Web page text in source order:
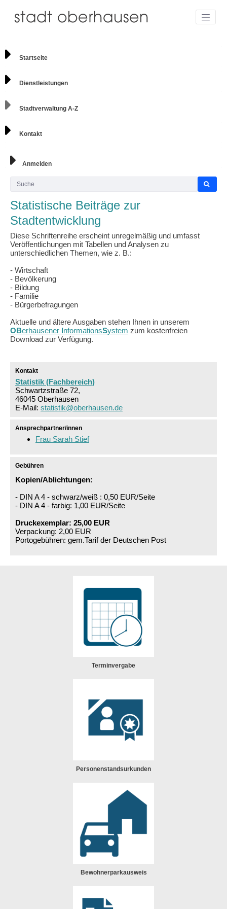
Startseite
Dienstleistungen
Stadtverwaltung A-Z
Kontakt
Anmelden
Statistische Beiträge zur
Stadtentwicklung
Diese Schriftenreihe erscheint unregelmäßig und umfasst
Veröffentlichungen mit Tabellen und Analysen zu
unterschiedlichen Themen, wie z. B.:
- Wirtschaft
- Bevölkerung
- Bildung
- Familie
- Bürgerbefragungen
Aktuelle und ältere Ausgaben stehen Ihnen in unserem
OBerhausener InformationsSystem zum kostenfreien
Download zur Verfügung.
Kontakt
Statistik (Fachbereich)
Schwartzstraße 72,
46045 Oberhausen
E-Mail: statistik@oberhausen.de
Ansprechpartner/innen
Frau Sarah Stief
Gebühren
Kopien/Ablichtungen:
- DIN A 4 - schwarz/weiß : 0,50 EUR/Seite
- DIN A 4 - farbig: 1,00 EUR/Seite
Druckexemplar: 25,00 EUR
Verpackung: 2,00 EUR
Portogebühren: gem.Tarif der Deutschen Post
Terminvergabe
Personenstandsurkunden
Bewohnerparkausweis